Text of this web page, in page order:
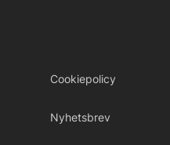
Cookiepolicy
Nyhetsbrev